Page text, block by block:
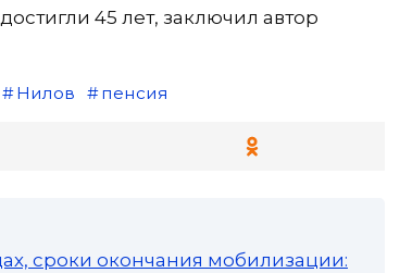
45 лет, заключил автор
Нилов пенсия
сроки окончания мобилизации: